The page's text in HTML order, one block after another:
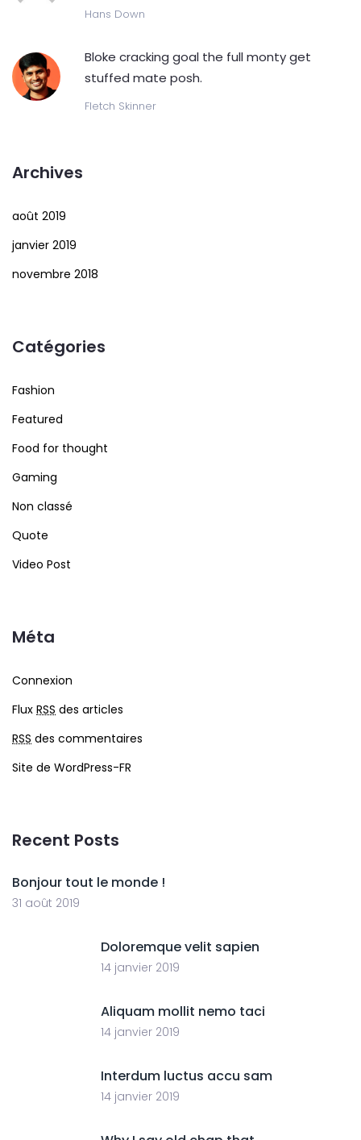
Hans Down
Bloke cracking goal the full monty get
stuffed mate posh.
Fletch Skinner
Archives
août 2019
janvier 2019
novembre 2018
Catégories
Fashion
Featured
Food for thought
Gaming
Non classé
Quote
Video Post
Méta
Connexion
Flux RSS des articles
RSS des commentaires
Site de WordPress-FR
Recent Posts
Bonjour tout le monde !
31 août 2019
Doloremque velit sapien
14 janvier 2019
Aliquam mollit nemo taci
14 janvier 2019
Interdum luctus accu sam
14 janvier 2019